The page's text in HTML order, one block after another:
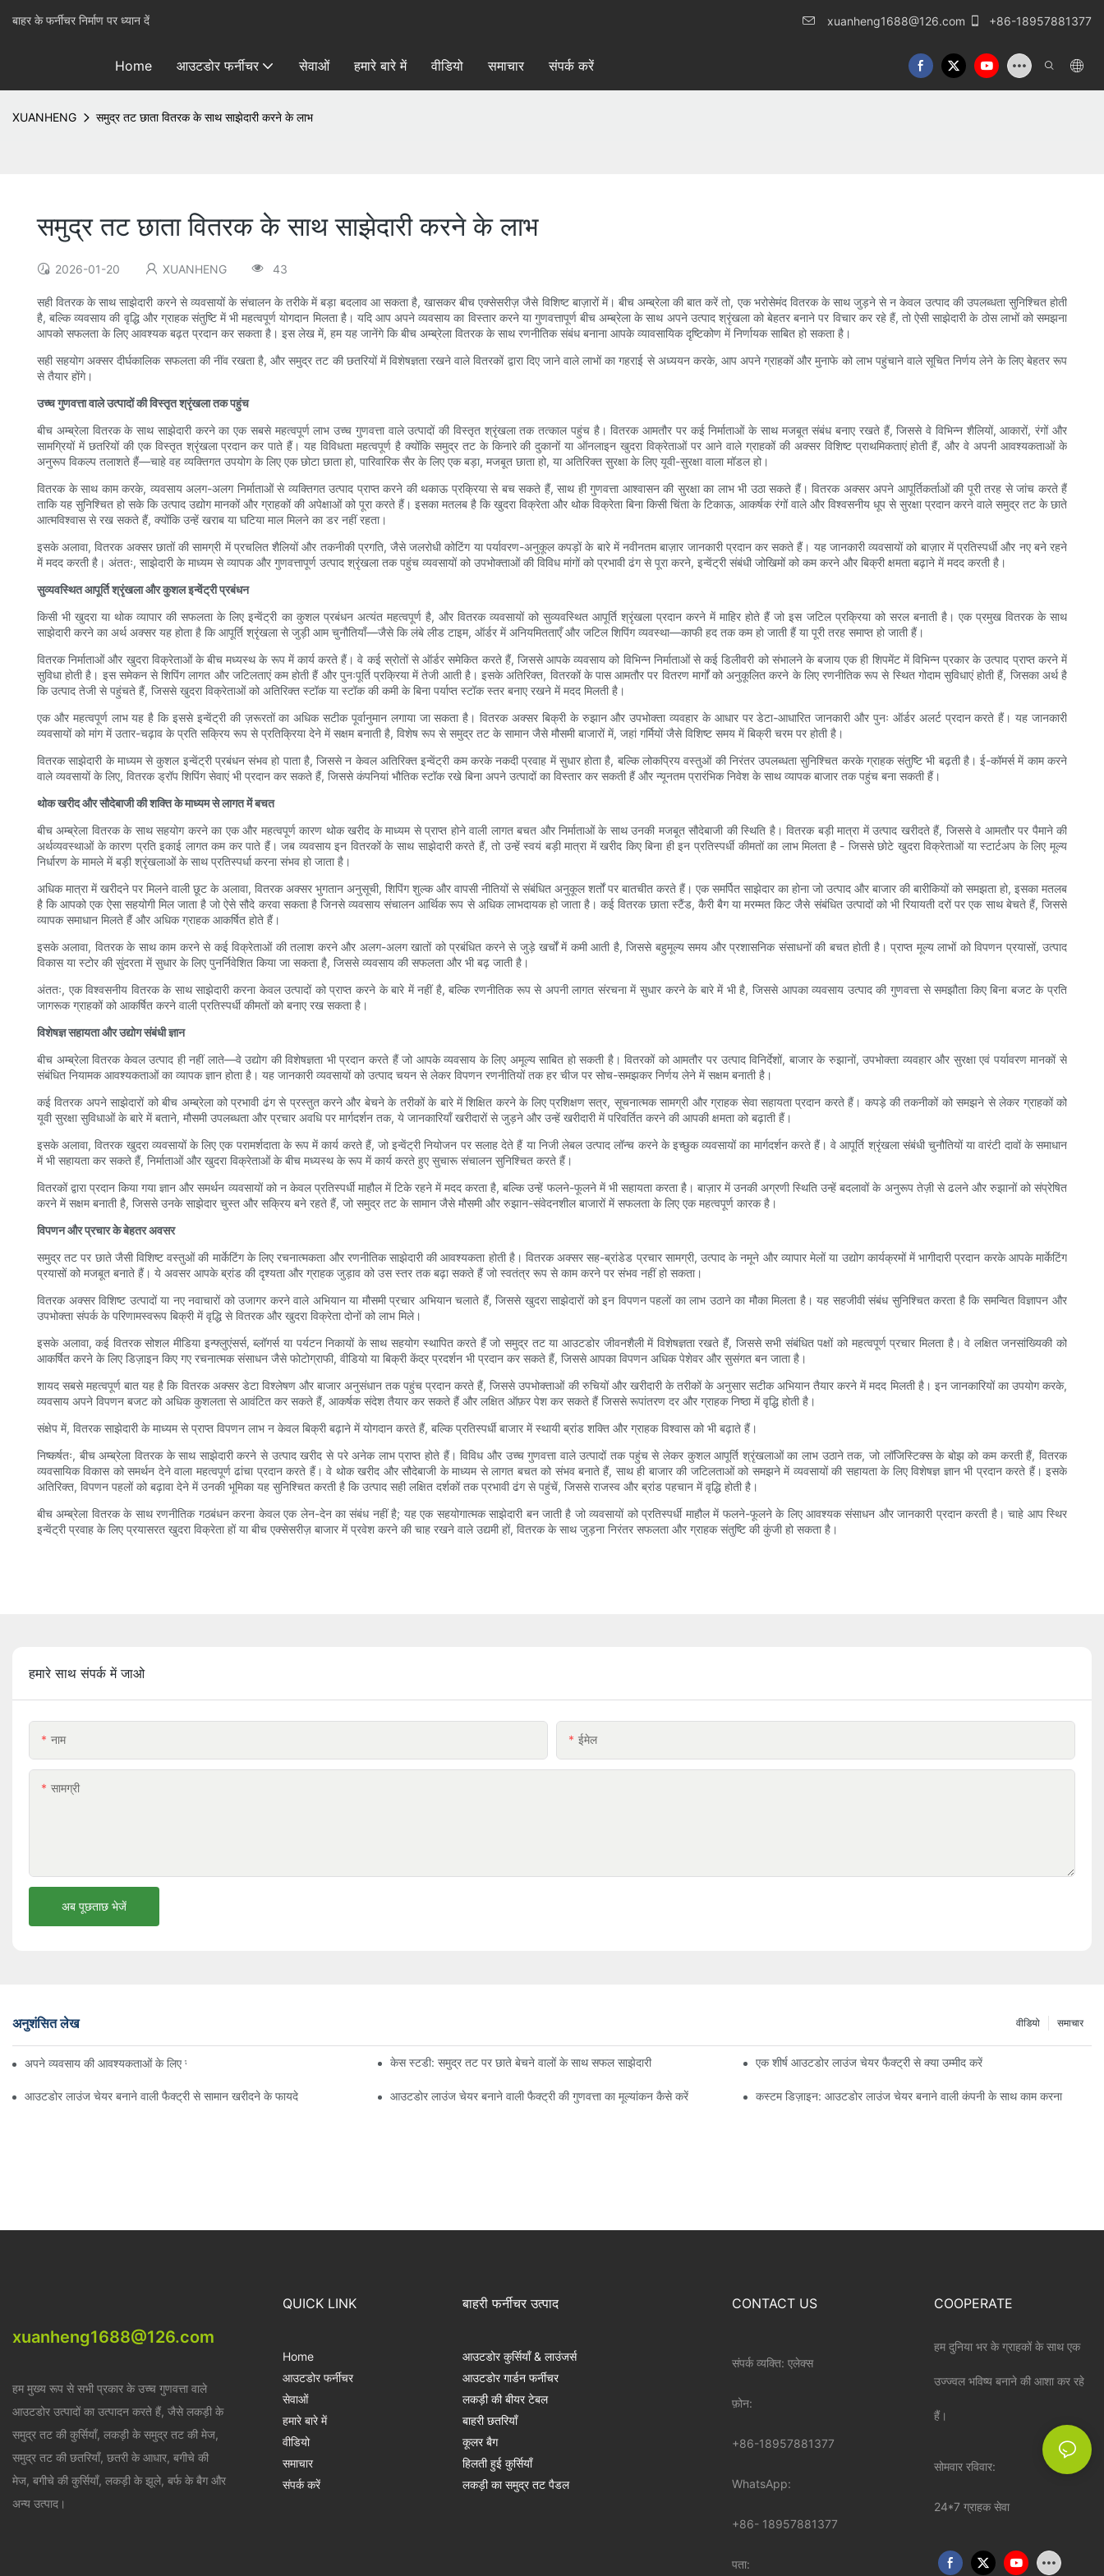
बाहर के फर्नीचर निर्माण पर ध्यान दें xuanheng1688@126.com +86-18957881377
Home आउटडोर फर्नीचर सेवाओं हमारे बारे में वीडियो समाचार संपर्क करें
XUANHENG समुद्र तट छाता वितरक के साथ साझेदारी करने के लाभ
समुद्र तट छाता वितरक के साथ साझेदारी करने के लाभ
2026-01-20 XUANHENG 43
सही वितरक के साथ साझेदारी करने से व्यवसायों के संचालन के तरीके में बड़ा बदलाव आ सकता है, खासकर बीच एक्सेसरीज़ जैसे विशिष्ट बाज़ारों में। बीच अम्ब्रेला की बात करें तो, एक भरोसेमंद वितरक के साथ जुड़ने से न केवल उत्पाद की उपलब्धता सुनिश्चित होती
है, बल्कि व्यवसाय की वृद्धि और ग्राहक संतुष्टि में भी महत्वपूर्ण योगदान मिलता है। यदि आप अपने व्यवसाय का विस्तार करने या गुणवत्तापूर्ण बीच अम्ब्रेला के साथ अपने उत्पाद श्रृंखला को बेहतर बनाने पर विचार कर रहे हैं, तो ऐसी साझेदारी के ठोस लाभों को समझना
आपको सफलता के लिए आवश्यक बढ़त प्रदान कर सकता है। इस लेख में, हम यह जानेंगे कि बीच अम्ब्रेला वितरक के साथ रणनीतिक संबंध बनाना आपके व्यावसायिक दृष्टिकोण में निर्णायक साबित हो सकता है।
सही सहयोग अक्सर दीर्घकालिक सफलता की नींव रखता है, और समुद्र तट की छतरियों में विशेषज्ञता रखने वाले वितरकों द्वारा दिए जाने वाले लाभों का गहराई से अध्ययन करके, आप अपने ग्राहकों और मुनाफे को लाभ पहुंचाने वाले सूचित निर्णय लेने के लिए बेहतर रूप
से तैयार होंगे।
उच्च गुणवत्ता वाले उत्पादों की विस्तृत श्रृंखला तक पहुंच
बीच अम्ब्रेला वितरक के साथ साझेदारी करने का एक सबसे महत्वपूर्ण लाभ उच्च गुणवत्ता वाले उत्पादों की विस्तृत श्रृंखला तक तत्काल पहुंच है। वितरक आमतौर पर कई निर्माताओं के साथ मजबूत संबंध बनाए रखते हैं, जिससे वे विभिन्न शैलियों, आकारों, रंगों और
सामग्रियों में छतरियों की एक विस्तृत श्रृंखला प्रदान कर पाते हैं। यह विविधता महत्वपूर्ण है क्योंकि समुद्र तट के किनारे की दुकानों या ऑनलाइन खुदरा विक्रेताओं पर आने वाले ग्राहकों की अक्सर विशिष्ट प्राथमिकताएं होती हैं, और वे अपनी आवश्यकताओं के
अनुरूप विकल्प तलाशते हैं—चाहे वह व्यक्तिगत उपयोग के लिए एक छोटा छाता हो, पारिवारिक सैर के लिए एक बड़ा, मजबूत छाता हो, या अतिरिक्त सुरक्षा के लिए यूवी-सुरक्षा वाला मॉडल हो।
वितरक के साथ काम करके, व्यवसाय अलग-अलग निर्माताओं से व्यक्तिगत उत्पाद प्राप्त करने की थकाऊ प्रक्रिया से बच सकते हैं, साथ ही गुणवत्ता आश्वासन की सुरक्षा का लाभ भी उठा सकते हैं। वितरक अक्सर अपने आपूर्तिकर्ताओं की पूरी तरह से जांच करते हैं
ताकि यह सुनिश्चित हो सके कि उत्पाद उद्योग मानकों और ग्राहकों की अपेक्षाओं को पूरा करते हैं। इसका मतलब है कि खुदरा विक्रेता और थोक विक्रेता बिना किसी चिंता के टिकाऊ, आकर्षक रंगों वाले और विश्वसनीय धूप से सुरक्षा प्रदान करने वाले समुद्र तट के छाते
आत्मविश्वास से रख सकते हैं, क्योंकि उन्हें खराब या घटिया माल मिलने का डर नहीं रहता।
इसके अलावा, वितरक अक्सर छातों की सामग्री में प्रचलित शैलियों और तकनीकी प्रगति, जैसे जलरोधी कोटिंग या पर्यावरण-अनुकूल कपड़ों के बारे में नवीनतम बाज़ार जानकारी प्रदान कर सकते हैं। यह जानकारी व्यवसायों को बाज़ार में प्रतिस्पर्धी और नए बने रहने
में मदद करती है। अंततः, साझेदारी के माध्यम से व्यापक और गुणवत्तापूर्ण उत्पाद श्रृंखला तक पहुंच व्यवसायों को उपभोक्ताओं की विविध मांगों को प्रभावी ढंग से पूरा करने, इन्वेंट्री संबंधी जोखिमों को कम करने और बिक्री क्षमता बढ़ाने में मदद करती है।
सुव्यवस्थित आपूर्ति श्रृंखला और कुशल इन्वेंट्री प्रबंधन
किसी भी खुदरा या थोक व्यापार की सफलता के लिए इन्वेंट्री का कुशल प्रबंधन अत्यंत महत्वपूर्ण है, और वितरक व्यवसायों को सुव्यवस्थित आपूर्ति श्रृंखला प्रदान करने में माहिर होते हैं जो इस जटिल प्रक्रिया को सरल बनाती है। एक प्रमुख वितरक के साथ
साझेदारी करने का अर्थ अक्सर यह होता है कि आपूर्ति श्रृंखला से जुड़ी आम चुनौतियाँ—जैसे कि लंबे लीड टाइम, ऑर्डर में अनियमितताएँ और जटिल शिपिंग व्यवस्था—काफी हद तक कम हो जाती हैं या पूरी तरह समाप्त हो जाती हैं।
वितरक निर्माताओं और खुदरा विक्रेताओं के बीच मध्यस्थ के रूप में कार्य करते हैं। वे कई स्रोतों से ऑर्डर समेकित करते हैं, जिससे आपके व्यवसाय को विभिन्न निर्माताओं से कई डिलीवरी को संभालने के बजाय एक ही शिपमेंट में विभिन्न प्रकार के उत्पाद प्राप्त करने में
सुविधा होती है। इस समेकन से शिपिंग लागत और जटिलताएं कम होती हैं और पुनःपूर्ति प्रक्रिया में तेजी आती है। इसके अतिरिक्त, वितरकों के पास आमतौर पर वितरण मार्गों को अनुकूलित करने के लिए रणनीतिक रूप से स्थित गोदाम सुविधाएं होती हैं, जिसका अर्थ है
कि उत्पाद तेजी से पहुंचते हैं, जिससे खुदरा विक्रेताओं को अतिरिक्त स्टॉक या स्टॉक की कमी के बिना पर्याप्त स्टॉक स्तर बनाए रखने में मदद मिलती है।
एक और महत्वपूर्ण लाभ यह है कि इससे इन्वेंट्री की ज़रूरतों का अधिक सटीक पूर्वानुमान लगाया जा सकता है। वितरक अक्सर बिक्री के रुझान और उपभोक्ता व्यवहार के आधार पर डेटा-आधारित जानकारी और पुनः ऑर्डर अलर्ट प्रदान करते हैं। यह जानकारी
व्यवसायों को मांग में उतार-चढ़ाव के प्रति सक्रिय रूप से प्रतिक्रिया देने में सक्षम बनाती है, विशेष रूप से समुद्र तट के सामान जैसे मौसमी बाजारों में, जहां गर्मियों जैसे विशिष्ट समय में बिक्री चरम पर होती है।
वितरक साझेदारी के माध्यम से कुशल इन्वेंट्री प्रबंधन संभव हो पाता है, जिससे न केवल अतिरिक्त इन्वेंट्री कम करके नकदी प्रवाह में सुधार होता है, बल्कि लोकप्रिय वस्तुओं की निरंतर उपलब्धता सुनिश्चित करके ग्राहक संतुष्टि भी बढ़ती है। ई-कॉमर्स में काम करने
वाले व्यवसायों के लिए, वितरक ड्रॉप शिपिंग सेवाएं भी प्रदान कर सकते हैं, जिससे कंपनियां भौतिक स्टॉक रखे बिना अपने उत्पादों का विस्तार कर सकती हैं और न्यूनतम प्रारंभिक निवेश के साथ व्यापक बाजार तक पहुंच बना सकती हैं।
थोक खरीद और सौदेबाजी की शक्ति के माध्यम से लागत में बचत
बीच अम्ब्रेला वितरक के साथ सहयोग करने का एक और महत्वपूर्ण कारण थोक खरीद के माध्यम से प्राप्त होने वाली लागत बचत और निर्माताओं के साथ उनकी मजबूत सौदेबाजी की स्थिति है। वितरक बड़ी मात्रा में उत्पाद खरीदते हैं, जिससे वे आमतौर पर पैमाने की
अर्थव्यवस्थाओं के कारण प्रति इकाई लागत कम कर पाते हैं। जब व्यवसाय इन वितरकों के साथ साझेदारी करते हैं, तो उन्हें स्वयं बड़ी मात्रा में खरीद किए बिना ही इन प्रतिस्पर्धी कीमतों का लाभ मिलता है - जिससे छोटे खुदरा विक्रेताओं या स्टार्टअप के लिए मूल्य
निर्धारण के मामले में बड़ी श्रृंखलाओं के साथ प्रतिस्पर्धा करना संभव हो जाता है।
अधिक मात्रा में खरीदने पर मिलने वाली छूट के अलावा, वितरक अक्सर भुगतान अनुसूची, शिपिंग शुल्क और वापसी नीतियों से संबंधित अनुकूल शर्तों पर बातचीत करते हैं। एक समर्पित साझेदार का होना जो उत्पाद और बाजार की बारीकियों को समझता हो, इसका मतलब
है कि आपको एक ऐसा सहयोगी मिल जाता है जो ऐसे सौदे करवा सकता है जिनसे व्यवसाय संचालन आर्थिक रूप से अधिक लाभदायक हो जाता है। कई वितरक छाता स्टैंड, कैरी बैग या मरम्मत किट जैसे संबंधित उत्पादों को भी रियायती दरों पर एक साथ बेचते हैं, जिससे
व्यापक समाधान मिलते हैं और अधिक ग्राहक आकर्षित होते हैं।
इसके अलावा, वितरक के साथ काम करने से कई विक्रेताओं की तलाश करने और अलग-अलग खातों को प्रबंधित करने से जुड़े खर्चों में कमी आती है, जिससे बहुमूल्य समय और प्रशासनिक संसाधनों की बचत होती है। प्राप्त मूल्य लाभों को विपणन प्रयासों, उत्पाद
विकास या स्टोर की सुंदरता में सुधार के लिए पुनर्निवेशित किया जा सकता है, जिससे व्यवसाय की सफलता और भी बढ़ जाती है।
अंततः, एक विश्वसनीय वितरक के साथ साझेदारी करना केवल उत्पादों को प्राप्त करने के बारे में नहीं है, बल्कि रणनीतिक रूप से अपनी लागत संरचना में सुधार करने के बारे में भी है, जिससे आपका व्यवसाय उत्पाद की गुणवत्ता से समझौता किए बिना बजट के प्रति
जागरूक ग्राहकों को आकर्षित करने वाली प्रतिस्पर्धी कीमतों को बनाए रख सकता है।
विशेषज्ञ सहायता और उद्योग संबंधी ज्ञान
बीच अम्ब्रेला वितरक केवल उत्पाद ही नहीं लाते—वे उद्योग की विशेषज्ञता भी प्रदान करते हैं जो आपके व्यवसाय के लिए अमूल्य साबित हो सकती है। वितरकों को आमतौर पर उत्पाद विनिर्देशों, बाजार के रुझानों, उपभोक्ता व्यवहार और सुरक्षा एवं पर्यावरण मानकों से
संबंधित नियामक आवश्यकताओं का व्यापक ज्ञान होता है। यह जानकारी व्यवसायों को उत्पाद चयन से लेकर विपणन रणनीतियों तक हर चीज पर सोच-समझकर निर्णय लेने में सक्षम बनाती है।
कई वितरक अपने साझेदारों को बीच अम्ब्रेला को प्रभावी ढंग से प्रस्तुत करने और बेचने के तरीकों के बारे में शिक्षित करने के लिए प्रशिक्षण सत्र, सूचनात्मक सामग्री और ग्राहक सेवा सहायता प्रदान करते हैं। कपड़े की तकनीकों को समझने से लेकर ग्राहकों को
यूवी सुरक्षा सुविधाओं के बारे में बताने, मौसमी उपलब्धता और प्रचार अवधि पर मार्गदर्शन तक, ये जानकारियाँ खरीदारों से जुड़ने और उन्हें खरीदारी में परिवर्तित करने की आपकी क्षमता को बढ़ाती हैं।
इसके अलावा, वितरक खुदरा व्यवसायों के लिए एक परामर्शदाता के रूप में कार्य करते हैं, जो इन्वेंट्री नियोजन पर सलाह देते हैं या निजी लेबल उत्पाद लॉन्च करने के इच्छुक व्यवसायों का मार्गदर्शन करते हैं। वे आपूर्ति श्रृंखला संबंधी चुनौतियों या वारंटी दावों के समाधान
में भी सहायता कर सकते हैं, निर्माताओं और खुदरा विक्रेताओं के बीच मध्यस्थ के रूप में कार्य करते हुए सुचारू संचालन सुनिश्चित करते हैं।
वितरकों द्वारा प्रदान किया गया ज्ञान और समर्थन व्यवसायों को न केवल प्रतिस्पर्धी माहौल में टिके रहने में मदद करता है, बल्कि उन्हें फलने-फूलने में भी सहायता करता है। बाज़ार में उनकी अग्रणी स्थिति उन्हें बदलावों के अनुरूप तेज़ी से ढलने और रुझानों को संप्रेषित
करने में सक्षम बनाती है, जिससे उनके साझेदार चुस्त और सक्रिय बने रहते हैं, जो समुद्र तट के सामान जैसे मौसमी और रुझान-संवेदनशील बाजारों में सफलता के लिए एक महत्वपूर्ण कारक है।
विपणन और प्रचार के बेहतर अवसर
समुद्र तट पर छाते जैसी विशिष्ट वस्तुओं की मार्केटिंग के लिए रचनात्मकता और रणनीतिक साझेदारी की आवश्यकता होती है। वितरक अक्सर सह-ब्रांडेड प्रचार सामग्री, उत्पाद के नमूने और व्यापार मेलों या उद्योग कार्यक्रमों में भागीदारी प्रदान करके आपके मार्केटिंग
प्रयासों को मजबूत बनाते हैं। ये अवसर आपके ब्रांड की दृश्यता और ग्राहक जुड़ाव को उस स्तर तक बढ़ा सकते हैं जो स्वतंत्र रूप से काम करने पर संभव नहीं हो सकता।
वितरक अक्सर विशिष्ट उत्पादों या नए नवाचारों को उजागर करने वाले अभियान या मौसमी प्रचार अभियान चलाते हैं, जिससे खुदरा साझेदारों को इन विपणन पहलों का लाभ उठाने का मौका मिलता है। यह सहजीवी संबंध सुनिश्चित करता है कि समन्वित विज्ञापन और
उपभोक्ता संपर्क के परिणामस्वरूप बिक्री में वृद्धि से वितरक और खुदरा विक्रेता दोनों को लाभ मिले।
इसके अलावा, कई वितरक सोशल मीडिया इन्फ्लुएंसर्स, ब्लॉगर्स या पर्यटन निकायों के साथ सहयोग स्थापित करते हैं जो समुद्र तट या आउटडोर जीवनशैली में विशेषज्ञता रखते हैं, जिससे सभी संबंधित पक्षों को महत्वपूर्ण प्रचार मिलता है। वे लक्षित जनसांख्यिकी को
आकर्षित करने के लिए डिज़ाइन किए गए रचनात्मक संसाधन जैसे फोटोग्राफी, वीडियो या बिक्री केंद्र प्रदर्शन भी प्रदान कर सकते हैं, जिससे आपका विपणन अधिक पेशेवर और सुसंगत बन जाता है।
शायद सबसे महत्वपूर्ण बात यह है कि वितरक अक्सर डेटा विश्लेषण और बाजार अनुसंधान तक पहुंच प्रदान करते हैं, जिससे उपभोक्ताओं की रुचियों और खरीदारी के तरीकों के अनुसार सटीक अभियान तैयार करने में मदद मिलती है। इन जानकारियों का उपयोग करके,
व्यवसाय अपने विपणन बजट को अधिक कुशलता से आवंटित कर सकते हैं, आकर्षक संदेश तैयार कर सकते हैं और लक्षित ऑफ़र पेश कर सकते हैं जिससे रूपांतरण दर और ग्राहक निष्ठा में वृद्धि होती है।
संक्षेप में, वितरक साझेदारी के माध्यम से प्राप्त विपणन लाभ न केवल बिक्री बढ़ाने में योगदान करते हैं, बल्कि प्रतिस्पर्धी बाजार में स्थायी ब्रांड शक्ति और ग्राहक विश्वास को भी बढ़ाते हैं।
निष्कर्षतः, बीच अम्ब्रेला वितरक के साथ साझेदारी करने से उत्पाद खरीद से परे अनेक लाभ प्राप्त होते हैं। विविध और उच्च गुणवत्ता वाले उत्पादों तक पहुंच से लेकर कुशल आपूर्ति श्रृंखलाओं का लाभ उठाने तक, जो लॉजिस्टिक्स के बोझ को कम करती हैं, वितरक
व्यवसायिक विकास को समर्थन देने वाला महत्वपूर्ण ढांचा प्रदान करते हैं। वे थोक खरीद और सौदेबाजी के माध्यम से लागत बचत को संभव बनाते हैं, साथ ही बाजार की जटिलताओं को समझने में व्यवसायों की सहायता के लिए विशेषज्ञ ज्ञान भी प्रदान करते हैं। इसके
अतिरिक्त, विपणन पहलों को बढ़ावा देने में उनकी भूमिका यह सुनिश्चित करती है कि उत्पाद सही लक्षित दर्शकों तक प्रभावी ढंग से पहुंचें, जिससे राजस्व और ब्रांड पहचान में वृद्धि होती है।
बीच अम्ब्रेला वितरक के साथ रणनीतिक गठबंधन करना केवल एक लेन-देन का संबंध नहीं है; यह एक सहयोगात्मक साझेदारी बन जाती है जो व्यवसायों को प्रतिस्पर्धी माहौल में फलने-फूलने के लिए आवश्यक संसाधन और जानकारी प्रदान करती है। चाहे आप स्थिर
इन्वेंट्री प्रवाह के लिए प्रयासरत खुदरा विक्रेता हों या बीच एक्सेसरीज़ बाजार में प्रवेश करने की चाह रखने वाले उद्यमी हों, वितरक के साथ जुड़ना निरंतर सफलता और ग्राहक संतुष्टि की कुंजी हो सकता है।
हमारे साथ संपर्क में जाओ
नाम ईमेल
सामग्री
अब पूछताछ भेजें
अनुशंसित लेख समाचार
वीडियो
अपने व्यवसाय की आवश्यकताओं के लिए सही बीच अम्ब्रेला वितरक ढूँढना केस स्टडी: समुद्र तट पर छाते बेचने वालों के साथ सफल साझेदारी एक शीर्ष आउटडोर लाउंज चेयर फैक्ट्री से क्या उम्मीद करें
आउटडोर लाउंज चेयर बनाने वाली फैक्ट्री से सामान खरीदने के फायदे आउटडोर लाउंज चेयर बनाने वाली फैक्ट्री की गुणवत्ता का मूल्यांकन कैसे करें कस्टम डिज़ाइन: आउटडोर लाउंज चेयर बनाने वाली कंपनी के साथ काम करना
xuanheng1688@126.com
हम मुख्य रूप से सभी प्रकार के उच्च गुणवत्ता वाले
आउटडोर उत्पादों का उत्पादन करते हैं, जैसे लकड़ी के
समुद्र तट की कुर्सियाँ, लकड़ी के समुद्र तट की मेज,
समुद्र तट की छतरियाँ, छतरी के आधार, बगीचे की
मेज, बगीचे की कुर्सियाँ, लकड़ी के झूले, बर्फ के बैग और
अन्य उत्पाद।
QUICK LINK
Home
आउटडोर फर्नीचर
सेवाओं
हमारे बारे में
वीडियो
समाचार
संपर्क करें
बाहरी फर्नीचर उत्पाद
आउटडोर कुर्सियाँ & लाउंजर्स
आउटडोर गार्डन फर्नीचर
लकड़ी की बीयर टेबल
बाहरी छतरियाँ
कूलर बैग
हिलती हुई कुर्सियाँ
लकड़ी का समुद्र तट पैडल
CONTACT US
संपर्क व्यक्ति: एलेक्स
फ़ोन:
+86-18957881377
WhatsApp:
+86- 18957881377
पता:
COOPERATE
हम दुनिया भर के ग्राहकों के साथ एक
उज्ज्वल भविष्य बनाने की आशा कर रहे
हैं।
सोमवार रविवार:
24*7 ग्राहक सेवा